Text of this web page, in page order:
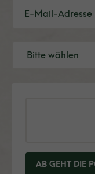
AB GEHT DIE